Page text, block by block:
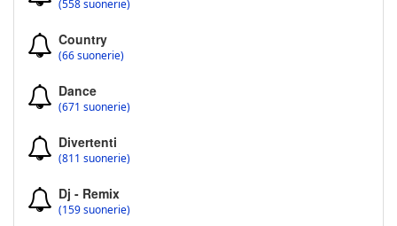
(558 suonerie)
Country
(66 suonerie)
Dance
(671 suonerie)
Divertenti
(811 suonerie)
Dj - Remix
(159 suonerie)